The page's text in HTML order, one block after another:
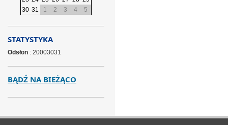
30 31 1 2 3 4 5
STATYSTYKA
Odsłon: 20003031
BĄDŹ NA BIEŻĄCO